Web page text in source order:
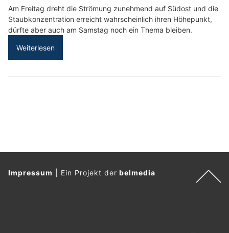
Am Freitag dreht die Strömung zunehmend auf Südost und die
Staubkonzentration erreicht wahrscheinlich ihren Höhepunkt,
dürfte aber auch am Samstag noch ein Thema bleiben.
Weiterlesen
Impressum Ein Projekt derbelmedia